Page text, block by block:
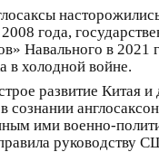
года,
Навального в 2021
в холодной войне.
развитие Китая и
ими военно-